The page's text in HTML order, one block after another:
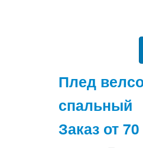
Плед
спальный
Заказ от